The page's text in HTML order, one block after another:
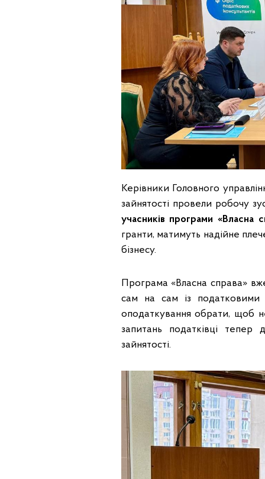
Керівники Головного
зайнятості провели робочу
учасників програми «Власна
гранти, матимуть надійне
бізнесу.
Програма «Власна справа»
сам на сам із податковими
оподаткування обрати, щоб
запитань податківці тепер
зайнятості.